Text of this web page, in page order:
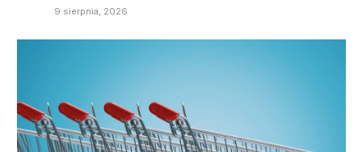
9 sierpnia, 2026